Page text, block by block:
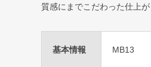
質感にまでこだわった仕上
基本情報 MB13